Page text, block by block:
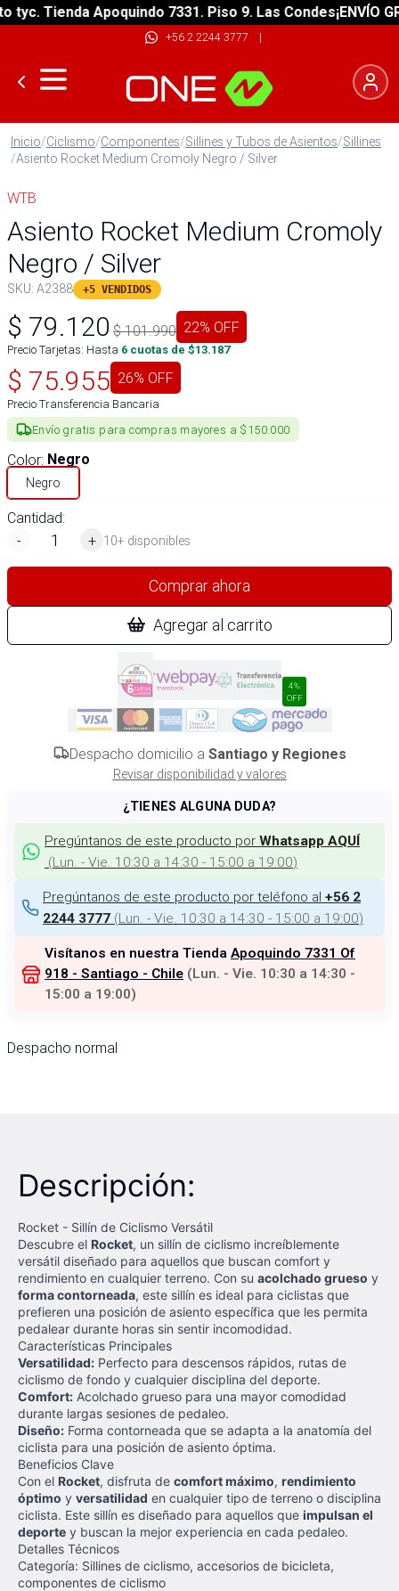
Tienda Apoquindo 7331. Piso 9. Las Condes¡ENVÍO
+56 2 2244 3777 |
Inicio/Ciclismo/Componentes/Sillines y Tubos de Asientos/Sillines
/Asiento Rocket Medium Cromoly Negro / Silver
WTB
Asiento Rocket Medium Cromoly
Negro / Silver
SKU: A2388 +5 VENDIDOS
$ 79.120 $101.990 22% OFF
Precio Tarjetas: Hasta 6 cuotas de $13.187
$ 75.955 26% OFF
Precio Transferencia Bancaria
Envío gratis para compras mayores a $150.000
Color: Negro
Negro
Cantidad:
-
+ 10+ disponibles
Comprar ahora
Agregar al carrito
4%
OFF
Despacho domicilio a Santiago y Regiones
Revisar disponibilidad y valores
¿TIENES ALGUNA DUDA?
Pregúntanos de este producto por Whatsapp AQUÍ
(Lun. - Vie. 10:30 a 14:30 - 15:00 a 19:00)
Pregúntanos de este producto por teléfono al +56 2
2244 3777 (Lun. - Vie. 10:30 a 14:30 - 15:00 a 19:00)
Visítanos en nuestra Tienda Apoquindo 7331 Of
918 - Santiago - Chile (Lun. - Vie. 10:30 a 14:30 -
15:00 a 19:00)
Despacho normal
Descripción:
Rocket - Sillín de Ciclismo Versátil
Descubre el Rocket, un sillín de ciclismo increíblemente
versátil diseñado para aquellos que buscan comfort y
rendimiento en cualquier terreno. Con su acolchado grueso y
forma contorneada, este sillín es ideal para ciclistas que
prefieren una posición de asiento específica que les permita
pedalear durante horas sin sentir incomodidad.
Características Principales
Versatilidad: Perfecto para descensos rápidos, rutas de
ciclismo de fondo y cualquier disciplina del deporte.
Comfort: Acolchado grueso para una mayor comodidad
durante largas sesiones de pedaleo.
Diseño: Forma contorneada que se adapta a la anatomía del
ciclista para una posición de asiento óptima.
Beneficios Clave
Con el Rocket, disfruta de comfort máximo, rendimiento
óptimo y versatilidad en cualquier tipo de terreno o disciplina
ciclista. Este sillín es diseñado para aquellos que impulsan el
deporte y buscan la mejor experiencia en cada pedaleo.
Detalles Técnicos
Categoría: Sillines de ciclismo, accesorios de bicicleta,
componentes de ciclismo